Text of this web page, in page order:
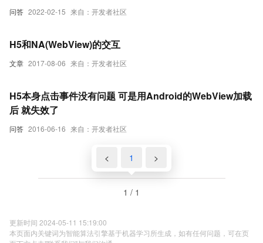
问答 2022-02-15 来自：开发者社区
文章 2017-08-06 来自：开发者社区
H5和NA(WebView)的交互
问答 2016-06-16 来自：开发者社区
H5本身点击事件没有问题 可是用Android的WebView加载
后 就失效了
< 1 >
1 / 1
更新时间 2024-05-11 15:19:00
本页面内关键词为智能算法引擎基于机器学习所生成，如有任何问题，可在页